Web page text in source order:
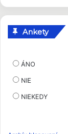
Ankety
ÁNO
NIE
NIEKEDY